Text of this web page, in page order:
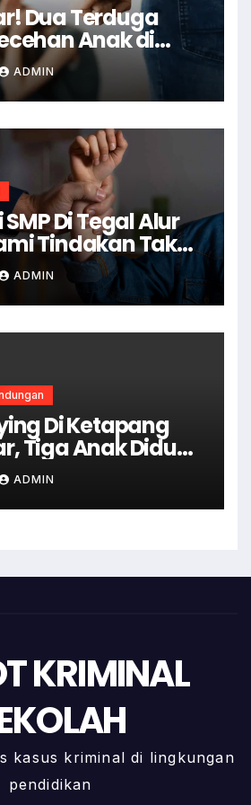
Dua Terduga
Anak di
Polisi
ADMIN
Di Tegal Alur
Tindakan Tak
Sekolah
ADMIN
Di Ketapang
Tiga Anak Diduga
Jadi Tersangka
ADMIN
KRIMINAL
kasus kriminal di lingkungan
pendidikan